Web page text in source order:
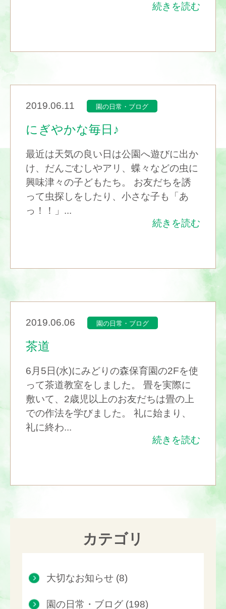
続きを読む
2019.06.11 園の日常・ブログ
にぎやかな毎日♪
最近は天気の良い日は公園へ遊びに出か
け、だんごむしやアリ、蝶々などの虫に
興味津々の子どもたち。 お友だちを誘
って虫探しをしたり、小さな子も「あ
っ！！」...
続きを読む
2019.06.06 園の日常・ブログ
茶道
6月5日(水)にみどりの森保育園の2Fを使
って茶道教室をしました。 畳を実際に
敷いて、2歳児以上のお友だちは畳の上
での作法を学びました。 礼に始まり、
礼に終わ...
続きを読む
カテゴリ
大切なお知らせ (8)
園の日常・ブログ (198)